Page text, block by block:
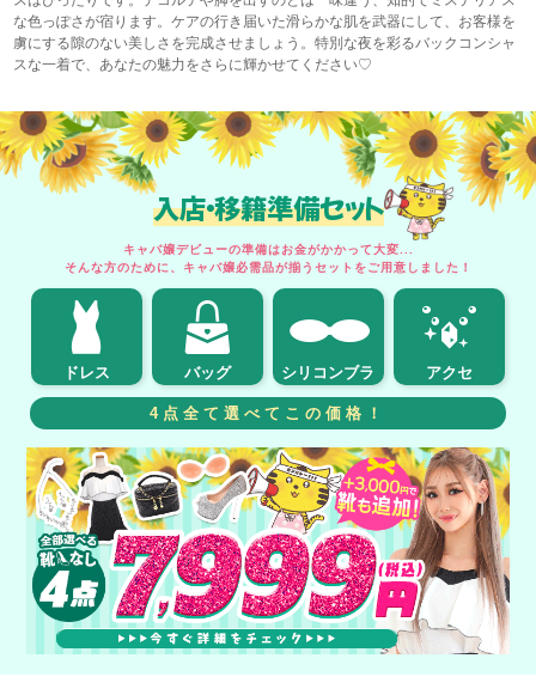
な色っぽさが宿ります。ケアの行き届いた滑らかな肌を武器にして、お客様を
虜にする隙のない美しさを完成させましょう。特別な夜を彩るバックコンシャ
スな一着で、あなたの魅力をさらに輝かせてください♡
入店・移籍準備セット
キャバ嬢デビューの準備はお金がかかって大変...
そんな方のために、キャバ嬢必需品が揃うセットをご用意しました！
ドレス バッグ シリコンブラ アクセ
4点全て選べてこの価格！